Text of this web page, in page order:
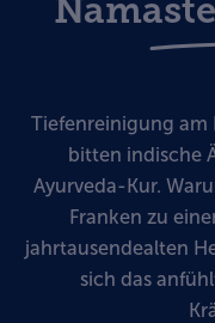
Tiefenreinigung am
bitten indische
Ayurveda-Kur.
Franken zu
jahrtausendealten
sich das